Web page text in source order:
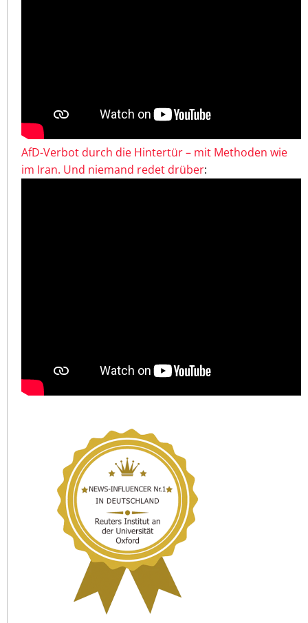
AfD-Verbot durch die Hintertür – mit Methoden wie
im Iran. Und niemand redet drüber: